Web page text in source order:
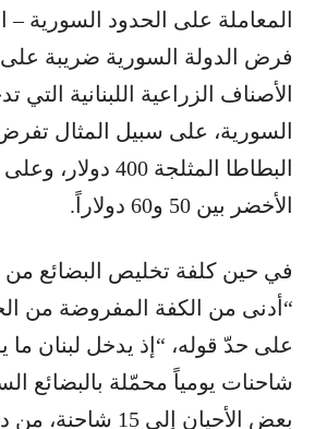
المعاملة على الحدود السورية –
فرض الدولة السورية ضريبة
الأصناف الزراعية اللبنانية التي
السورية، على سبيل المثال
البطاطا المثلجة 400
الأخضر بين 50 و60 دولاراً.
في حين كلفة تخليص البضائع من
“أدنى من الكفة المفروضة من
شاحنات يومياً محمّلة بالبضائع
بعض الأحيان إلى 15